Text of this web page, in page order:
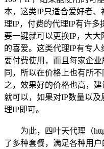
本，这类IP只适合爱好者
理IP，付费的代理IP有许多
要一键就可以更换IP，大
的喜爱。这类代理IP有专
要付费使用，而且每家企
同，所以在价格上也有所
之，效果好的价格也高，
就可以，如果对IP数量以
理IP即可。
为此，四叶天代理（
了多种套餐，满足各种用